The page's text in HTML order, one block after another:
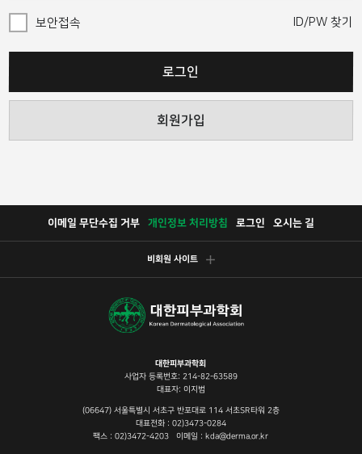
보안접속 ID/PW 찾기
로그인
회원가입
이메일 무단수집 거부 개인정보 처리방침 로그인 오시는 길
비회원 사이트
대한피부과학회
사업자 등록번호: 214-82-63589
대표자: 이지범
(06647) 서울특별시 서초구 반포대로 114 서초SR타워 2층
대표전화 : 02)3473-0284
팩스 : 02)3472-4203 이메일 : kda@derma.or.kr